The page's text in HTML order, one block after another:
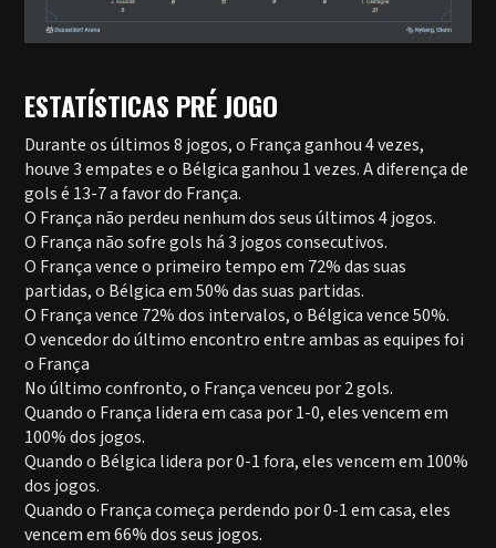
ESTATÍSTICAS PRÉ JOGO
Durante os últimos 8 jogos, o França ganhou 4 vezes,
houve 3 empates e o Bélgica ganhou 1 vezes. A diferença de
gols é 13-7 a favor do França.
O França não perdeu nenhum dos seus últimos 4 jogos.
O França não sofre gols há 3 jogos consecutivos.
O França vence o primeiro tempo em 72% das suas
partidas, o Bélgica em 50% das suas partidas.
O França vence 72% dos intervalos, o Bélgica vence 50%.
O vencedor do último encontro entre ambas as equipes foi
o França
No último confronto, o França venceu por 2 gols.
Quando o França lidera em casa por 1-0, eles vencem em
100% dos jogos.
Quando o Bélgica lidera por 0-1 fora, eles vencem em 100%
dos jogos.
Quando o França começa perdendo por 0-1 em casa, eles
vencem em 66% dos seus jogos.